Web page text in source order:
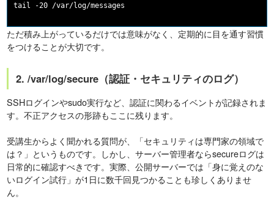
ただ積み上がっているだけでは意味がなく、定期的に目を通す習慣
をつけることが大切です。
2. /var/log/secure（認証・セキュリティのログ）
SSHログインやsudo実行など、認証に関わるイベントが記録されま
す。不正アクセスの形跡もここに残ります。
受講生からよく聞かれる質問が、「セキュリティは専門家の領域で
は？」というものです。しかし、サーバー管理者ならsecureログは
日常的に確認すべきです。実際、公開サーバーでは「身に覚えのな
いログイン試行」が1日に数千回見つかることも珍しくありませ
ん。